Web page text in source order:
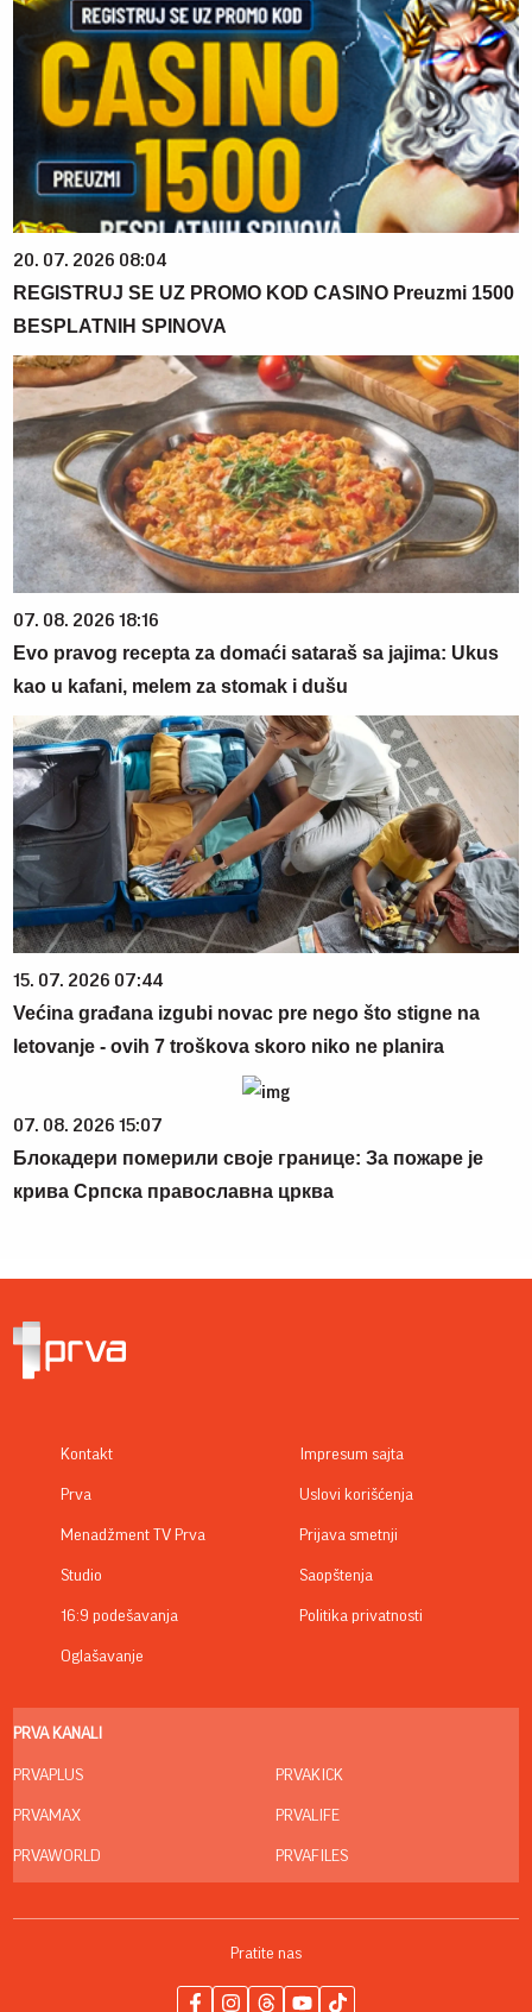
20. 07. 2026 08:04
REGISTRUJ SE UZ PROMO KOD CASINO Preuzmi 1500
BESPLATNIH SPINOVA
07. 08. 2026 18:16
Evo pravog recepta za domaći sataraš sa jajima: Ukus
kao u kafani, melem za stomak i dušu
15. 07. 2026 07:44
Većina građana izgubi novac pre nego što stigne na
letovanje - ovih 7 troškova skoro niko ne planira
07. 08. 2026 15:07
Блокадери померили своје границе: За пожаре је
крива Српска православна црква
Kontakt
Prva
Menadžment TV Prva
Studio
16:9 podešavanja
Oglašavanje
Impresum sajta
Uslovi korišćenja
Prijava smetnji
Saopštenja
Politika privatnosti
PRVA KANALI
PRVAPLUS
PRVAMAX
PRVAWORLD
PRVAKICK
PRVALIFE
PRVAFILES
Pratite nas